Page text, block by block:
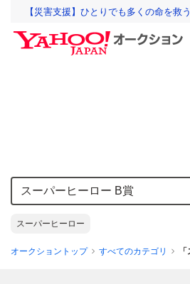
【災害支援】ひとりでも多くの命を救
スーパーヒーロー
オークショントップ すべてのカテゴリ